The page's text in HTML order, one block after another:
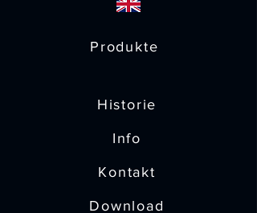
Produkte
Historie
Info
Kontakt
Download